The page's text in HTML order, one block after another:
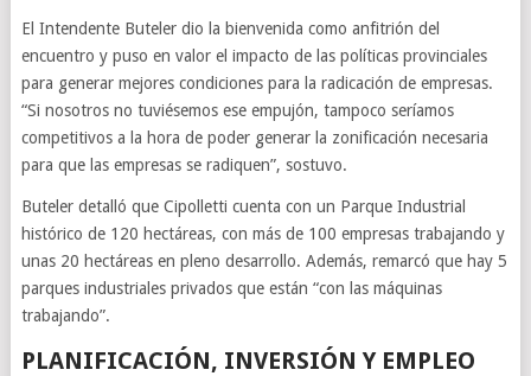
El Intendente Buteler dio la bienvenida como anfitrión del
encuentro y puso en valor el impacto de las políticas provinciales
para generar mejores condiciones para la radicación de empresas.
“Si nosotros no tuviésemos ese empujón, tampoco seríamos
competitivos a la hora de poder generar la zonificación necesaria
para que las empresas se radiquen”, sostuvo.
Buteler detalló que Cipolletti cuenta con un Parque Industrial
histórico de 120 hectáreas, con más de 100 empresas trabajando y
unas 20 hectáreas en pleno desarrollo. Además, remarcó que hay 5
parques industriales privados que están “con las máquinas
trabajando”.
PLANIFICACIÓN, INVERSIÓN Y EMPLEO